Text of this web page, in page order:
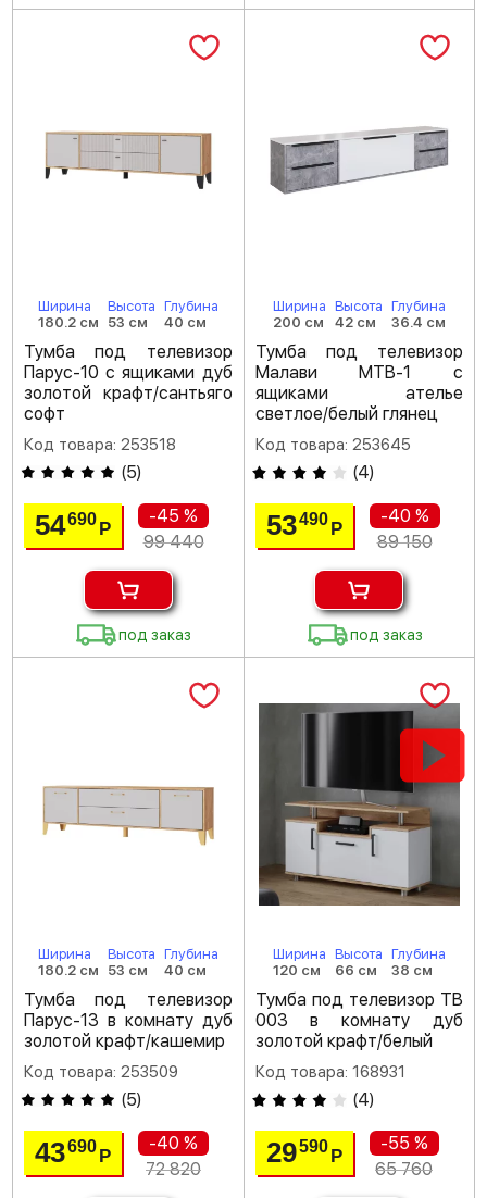
Ширина
180.2 см
Высота
53 см
Глубина
40 см
Тумба под телевизор
Парус-10 с ящиками дуб
золотой крафт/сантьяго
софт
Код товара: 253518
(5)
54690Р
-45 %
99 440
под заказ
Ширина
200 см
Высота
42 см
Глубина
36.4 см
Тумба под телевизор
Малави МТВ-1 с
ящиками ателье
светлое/белый глянец
Код товара: 253645
(4)
53490 Р
-40 %
89 150
под заказ
Ширина
180.2 см
Высота
53 см
Глубина
40 см
Тумба под телевизор
Парус-13 в комнату дуб
золотой крафт/кашемир
Код товара: 253509
(5)
43690Р
-40 %
72 820
Ширина
120 см
Высота
66 см
Глубина
38 см
Тумба под телевизор ТВ
003 в комнату дуб
золотой крафт/белый
Код товара: 168931
(4)
29590 Р
-55 %
65 760